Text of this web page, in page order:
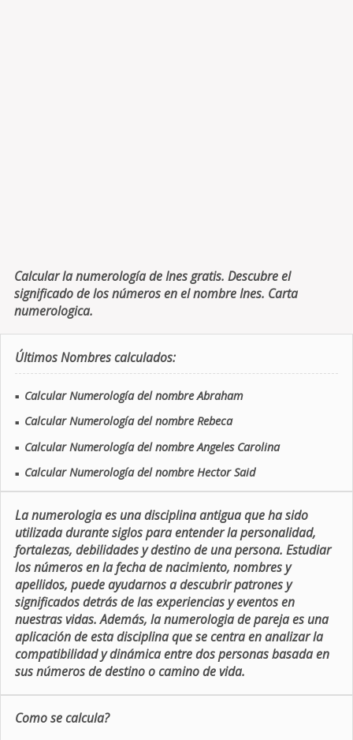
Calcular la numerología de Ines gratis. Descubre el
significado de los números en el nombre Ines. Carta
numerologica.
Últimos Nombres calculados:
■ Calcular Numerología del nombre Abraham
■ Calcular Numerología del nombre Rebeca
■ Calcular Numerología del nombre Angeles Carolina
■ Calcular Numerología del nombre Hector Said
La numerologia es una disciplina antigua que ha sido
utilizada durante siglos para entender la personalidad,
fortalezas, debilidades y destino de una persona. Estudiar
los números en la fecha de nacimiento, nombres y
apellidos, puede ayudarnos a descubrir patrones y
significados detrás de las experiencias y eventos en
nuestras vidas. Además, la numerologia de pareja es una
aplicación de esta disciplina que se centra en analizar la
compatibilidad y dinámica entre dos personas basada en
sus números de destino o camino de vida.
Como se calcula?